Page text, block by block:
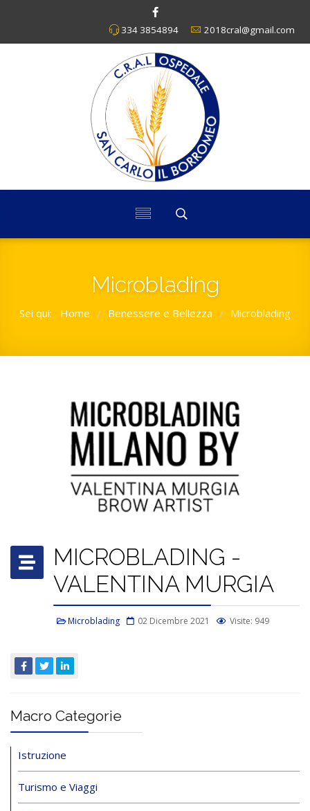
334 3854894 2018cral@gmail.com
Microblading
Sei qui: Home / Benessere e Bellezza / Microblading
MICROBLADING -
VALENTINA MURGIA
Microblading 02 Dicembre 2021 Visite: 949
Macro Categorie
Istruzione
Turismo e Viaggi